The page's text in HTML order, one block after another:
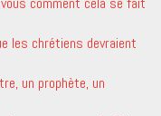
les chrétiens devraient
un prophète, un